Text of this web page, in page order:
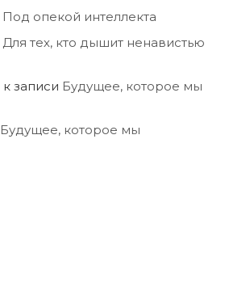
Под опекой интеллекта
Для тех, кто дышит ненавистью
к записи Будущее, которое мы
Будущее, которое мы